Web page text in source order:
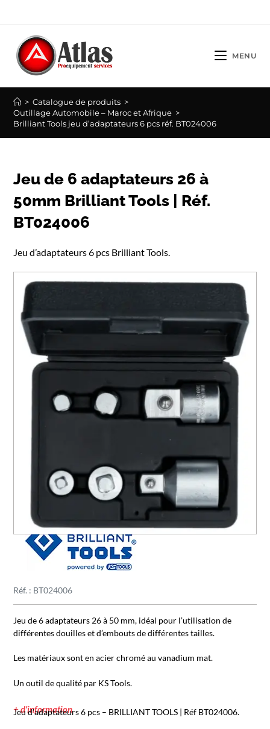
content
MENU
> Catalogue de produits >
Outillage Automobile – Maroc et Afrique >
Brilliant Tools jeu d’adaptateurs 6 pcs réf. BT024006
Jeu de 6 adaptateurs 26 à
50mm Brilliant Tools | Réf.
BT024006
Jeu d’adaptateurs 6 pcs Brilliant Tools.
Réf. : BT024006
Jeu de 6 adaptateurs 26 à 50 mm, idéal pour l’utilisation de
différentes douilles et d’embouts de différentes tailles.
Les matériaux sont en acier chromé au vanadium mat.
Un outil de qualité par KS Tools.
+ d'information
Jeu d’adaptateurs 6 pcs – BRILLIANT TOOLS | Réf BT024006.